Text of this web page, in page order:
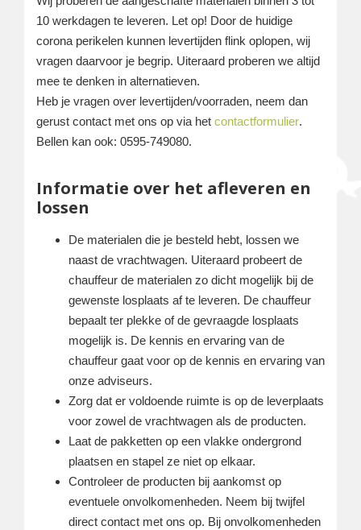
10 werkdagen te leveren. Let op! Door de huidige
corona perikelen kunnen levertijden flink oplopen, wij
vragen daarvoor je begrip. Uiteraard proberen we altijd
mee te denken in alternatieven.
Heb je vragen over levertijden/voorraden, neem dan
gerust contact met ons op via het contactformulier.
Bellen kan ook: 0595-749080.
Informatie over het afleveren en
lossen
De materialen die je besteld hebt, lossen we
naast de vrachtwagen. Uiteraard probeert de
chauffeur de materialen zo dicht mogelijk bij de
gewenste losplaats af te leveren. De chauffeur
bepaalt ter plekke of de gevraagde losplaats
mogelijk is. De kennis en ervaring van de
chauffeur gaat voor op de kennis en ervaring van
onze adviseurs.
Zorg dat er voldoende ruimte is op de leverplaats
voor zowel de vrachtwagen als de producten.
Laat de pakketten op een vlakke ondergrond
plaatsen en stapel ze niet op elkaar.
Controleer de producten bij aankomst op
eventuele onvolkomenheden. Neem bij twijfel
direct contact met ons op. Bij onvolkomenheden